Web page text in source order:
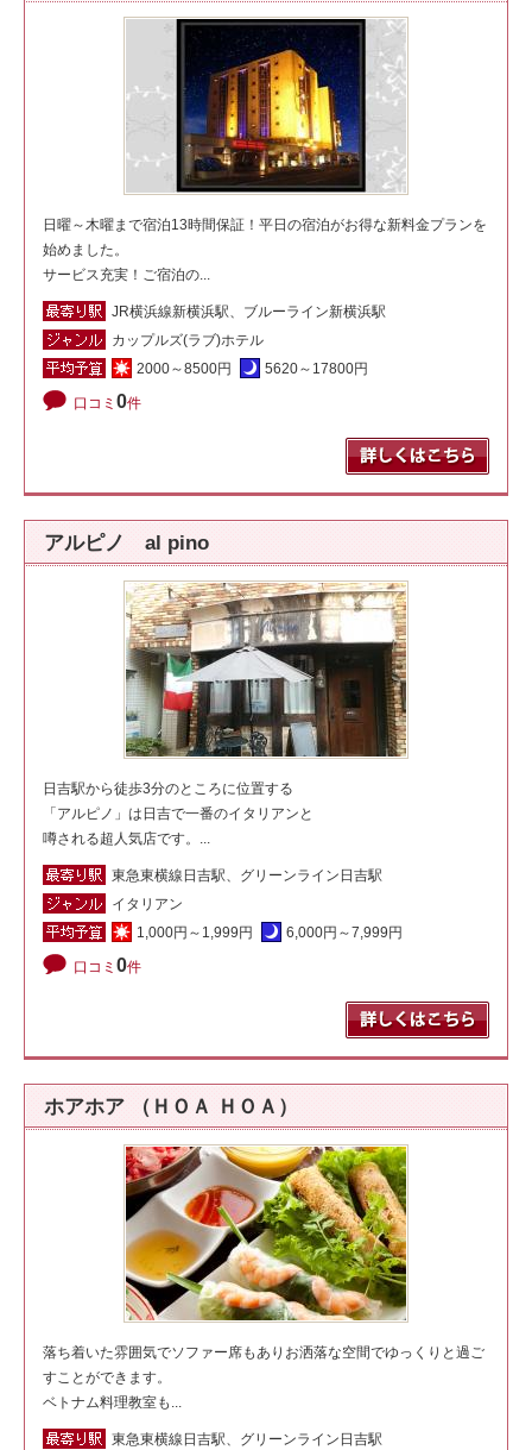
日曜～木曜まで宿泊13時間保証！平日の宿泊がお得な新料金プランを
始めました。
サービス充実！ご宿泊の...
JR横浜線新横浜駅、ブルーライン新横浜駅
カップルズ(ラブ)ホテル
2000～8500円
5620～17800円
口コミ 0件
アルピノ al pino
日吉駅から徒歩3分のところに位置する
「アルピノ」は日吉で一番のイタリアンと
噂される超人気店です。...
東急東横線日吉駅、グリーンライン日吉駅
イタリアン
1,000円～1,999円
6,000円～7,999円
口コミ 0件
ホアホア （ＨＯＡ ＨＯＡ）
落ち着いた雰囲気でソファー席もありお洒落な空間でゆっくりと過ご
すことができます。
ベトナム料理教室も...
東急東横線日吉駅、グリーンライン日吉駅